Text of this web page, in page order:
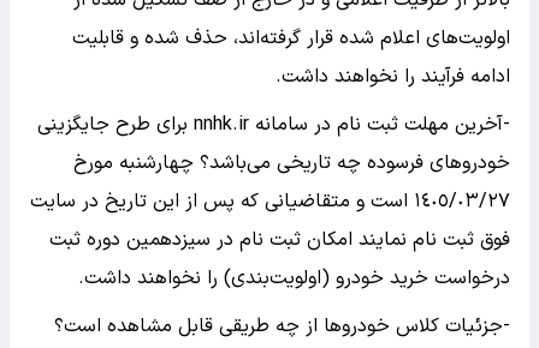
اولویت‌های اعلام شده قرار گرفته‌اند، حذف شده و قابلیت
ادامه فرآیند را نخواهند داشت.
-آخرین مهلت ثبت نام در سامانه nnhk.ir برای طرح جایگزینی
خودرو‌های فرسوده چه تاریخی می‌باشد؟ چهارشنبه مورخ
١٤٠٥/٠٣/٢٧ است و متقاضیانی که پس از این تاریخ در سایت
فوق ثبت نام نمایند امکان ثبت نام در سیزدهمین دوره ثبت
درخواست خرید خودرو (اولویت‌بندی) را نخواهند داشت.
-جزئیات کلاس خودرو‌ها از چه طریقی قابل مشاهده است؟